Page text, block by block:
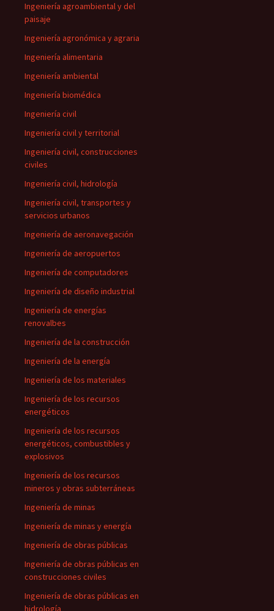
Ingeniería agroambiental y del
paisaje
Ingeniería agronómica y agraria
Ingeniería alimentaria
Ingeniería ambiental
Ingeniería biomédica
Ingeniería civil
Ingeniería civil y territorial
Ingeniería civil, construcciones
civiles
Ingeniería civil, hidrología
Ingeniería civil, transportes y
servicios urbanos
Ingeniería de aeronavegación
Ingeniería de aeropuertos
Ingeniería de computadores
Ingeniería de diseño industrial
Ingeniería de energías
renovalbes
Ingeniería de la construcción
Ingeniería de la energía
Ingeniería de los materiales
Ingeniería de los recursos
energéticos
Ingeniería de los recursos
energéticos, combustibles y
explosivos
Ingeniería de los recursos
mineros y obras subterráneas
Ingeniería de minas
Ingeniería de minas y energía
Ingeniería de obras públicas
Ingeniería de obras públicas en
construcciones civiles
Ingeniería de obras públicas en
hidrología